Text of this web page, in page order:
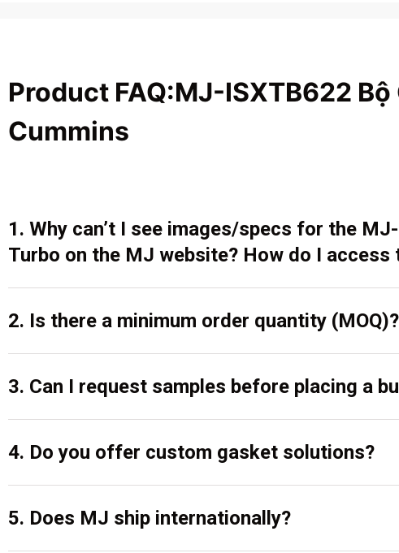
Product FAQ:MJ-ISXTB622
Cummins
1. Why can’t I see images/specs for the
Turbo on the MJ website? How do I access
2. Is there a minimum order quantity (MOQ)?
3. Can I request samples before placing a
4. Do you offer custom gasket solutions?
5. Does MJ ship internationally?